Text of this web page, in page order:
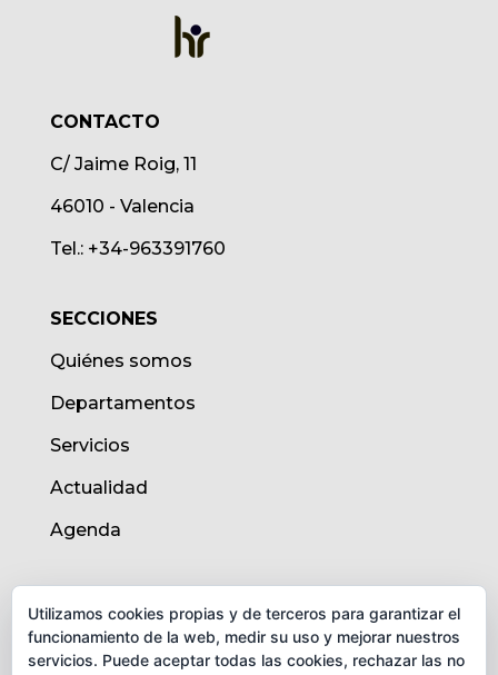
CONTACTO
C/ Jaime Roig, 11
46010 - Valencia
Tel.: +34-963391760
SECCIONES
Quiénes somos
Departamentos
Servicios
Actualidad
Agenda
Aviso legal
Utilizamos cookies propias y de terceros para garantizar el
funcionamiento de la web, medir su uso y mejorar nuestros
servicios. Puede aceptar todas las cookies, rechazar las no